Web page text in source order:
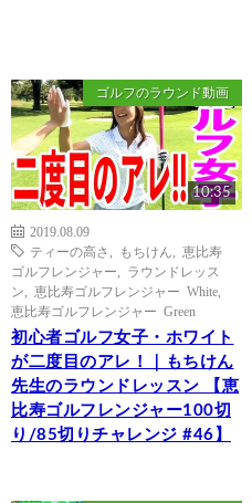
ゴルフのラウンド動画
10:35
2019.08.09
ティーの高さ
もちけん
恵比寿
ゴルフレンジャー
ラウンドレッス
ン
恵比寿ゴルフレンジャー White
恵比寿ゴルフレンジャー Green
初心者ゴルフ女子・ホワイト
が二度目のアレ！｜もちけん
先生のラウンドレッスン 【恵
比寿ゴルフレンジャー100切
り/85切りチャレンジ #46】